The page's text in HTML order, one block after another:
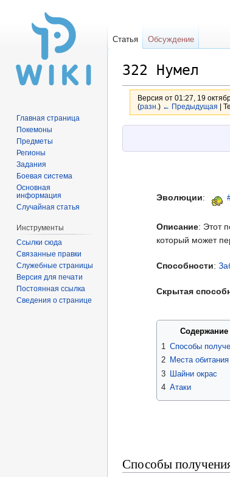
322 Нумел
Версия от 01:27, 19
(разн. ) ← Предыдущая |
Эволюции:
Описание: Этот
который может
Способности:
Скрытая
Содержание
1 Способы
2
Места обитания
3 Шайни окрас
4 Атаки
Способы
Статья Обсуждение
Главная страница
Покемоны
Предметы
Регионы
Задания
Боевая система
Основная
информация
Случайная статья
Инструменты
Ссылки сюда
Связанные правки
Служебные страницы
Версия для печати
Постоянная ссылка
Сведения о странице